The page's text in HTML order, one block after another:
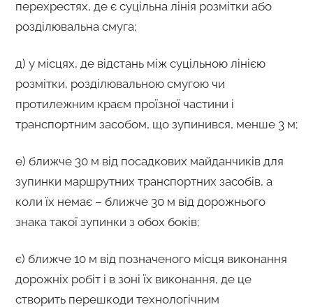
перехрестях, де є суцільна лінія розмітки або
розділювальна смуга;
д) у місцях, де відстань між суцільною лінією
розмітки, розділювальною смугою чи
протилежним краєм проїзної частини і
транспортним засобом, що зупинився, менше 3 м;
е) ближче 30 м від посадкових майданчиків для
зупинки маршрутних транспортних засобів, а
коли їх немає – ближче 30 м від дорожнього
знака такої зупинки з обох боків;
є) ближче 10 м від позначеного місця виконання
дорожніх робіт і в зоні їх виконання, де це
створить перешкоди технологічним